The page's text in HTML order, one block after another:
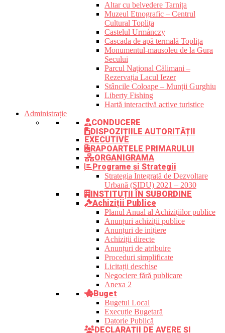
Altar cu belvedere Tarnița
Muzeul Etnografic – Centrul
Cultural Toplița
Castelul Urmánczy
Cascada de apă termală Toplița
Monumentul-mausoleu de la Gura
Secului
Parcul Național Călimani –
Rezervația Lacul Iezer
Stâncile Coloape – Munții Gurghiu
Liberty Fishing
Hartă interactivă active turistice
Administrație
CONDUCERE
DISPOZIȚIILE AUTORITĂȚII
EXECUTIVE
RAPOARTELE PRIMARULUI
ORGANIGRAMA
Programe și Strategii
Strategia Integrată de Dezvoltare
Urbană (SIDU) 2021 – 2030
INSTITUȚII ÎN SUBORDINE
Achiziții Publice
Planul Anual al Achizițiilor publice
Anunțuri achiziții publice
Anunțuri de inițiere
Achiziții directe
Anunțuri de atribuire
Proceduri simplificate
Licitații deschise
Negociere fără publicare
Anexa 2
Buget
Bugetul Local
Execuție Bugetară
Datorie Publică
DECLARAȚII DE AVERE ȘI